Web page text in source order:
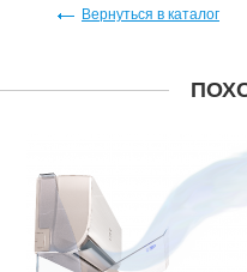
Вернуться в каталог